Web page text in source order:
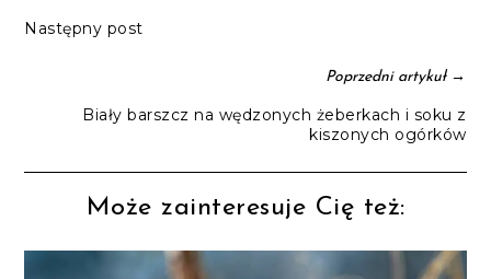
Następny post
Poprzedni artykuł→
Biały barszcz na wędzonych żeberkach i soku z
kiszonych ogórków
Może zainteresuje Cię też: